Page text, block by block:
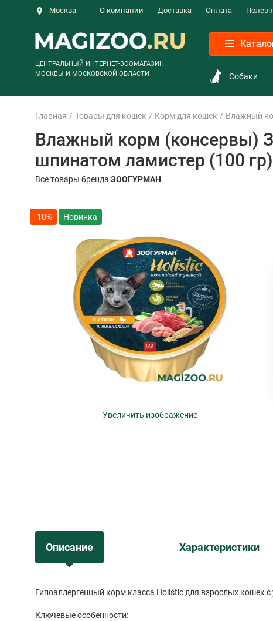
Москва О компании Доставка Оплата
ЦЕНТРАЛЬНЫЙ ИНТЕРНЕТ-ЗООМАГАЗИН
МОСКВЫ И МОСКОВСКОЙ ОБЛАСТИ
Собаки
Главная Товары для кошек Корм для кошек Влажный
Влажный корм (консервы)
шпинатом ламистер (100 гр)
Все товары бренда ЗООГУРМАН
-10%
Увеличить изображение
Описание Характеристики
Гипоаллергенный корм класса Holistic для взрослых кошек
Ключевые особенности: